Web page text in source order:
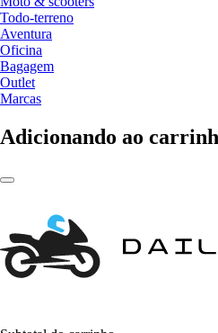
Todo-terreno
Aventura
Oficina
Bagagem
Outlet
Marcas
Adicionando ao